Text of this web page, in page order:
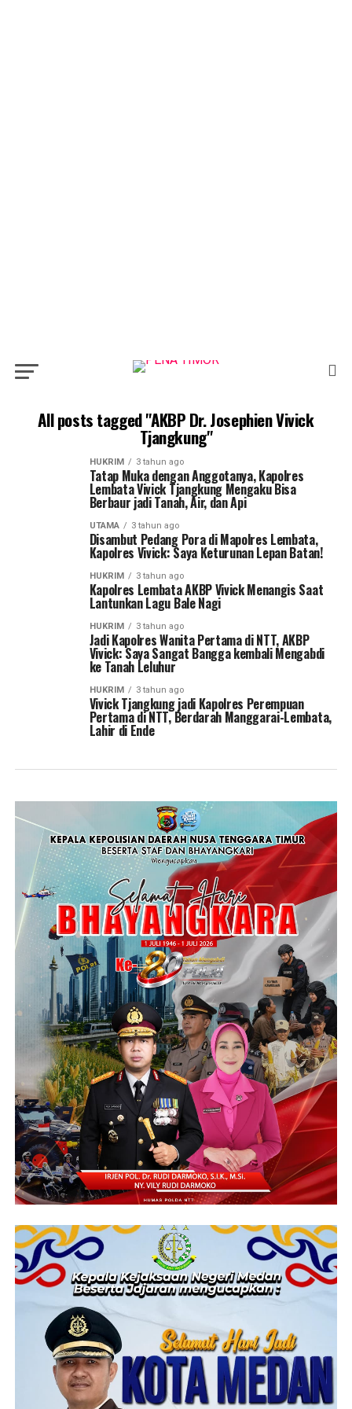
All posts tagged "AKBP Dr. Josephien Vivick
Tjangkung"
HUKRIM 3 tahun ago
Tatap Muka dengan Anggotanya, Kapolres
Lembata Vivick Tjangkung Mengaku Bisa
Berbaur jadi Tanah, Air, dan Api
UTAMA 3 tahun ago
Disambut Pedang Pora di Mapolres Lembata,
Kapolres Vivick: Saya Keturunan Lepan Batan!
HUKRIM 3 tahun ago
Kapolres Lembata AKBP Vivick Menangis Saat
Lantunkan Lagu Bale Nagi
HUKRIM 3 tahun ago
Jadi Kapolres Wanita Pertama di NTT, AKBP
Vivick: Saya Sangat Bangga kembali Mengabdi
ke Tanah Leluhur
HUKRIM 3 tahun ago
Vivick Tjangkung jadi Kapolres Perempuan
Pertama di NTT, Berdarah Manggarai-Lembata,
Lahir di Ende